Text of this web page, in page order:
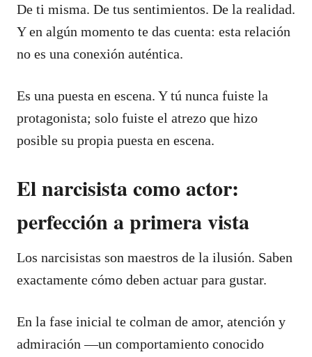
De ti misma. De tus sentimientos. De la realidad.
Y en algún momento te das cuenta: esta relación
no es una conexión auténtica.
Es una puesta en escena. Y tú nunca fuiste la
protagonista; solo fuiste el atrezo que hizo
posible su propia puesta en escena.
El narcisista como actor:
perfección a primera vista
Los narcisistas son maestros de la ilusión. Saben
exactamente cómo deben actuar para gustar.
En la fase inicial te colman de amor, atención y
admiración —un comportamiento conocido